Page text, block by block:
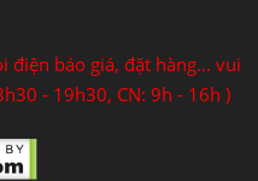
điện báo giá, đặt hàng... vui
- 19h30, CN: 9h - 16h )